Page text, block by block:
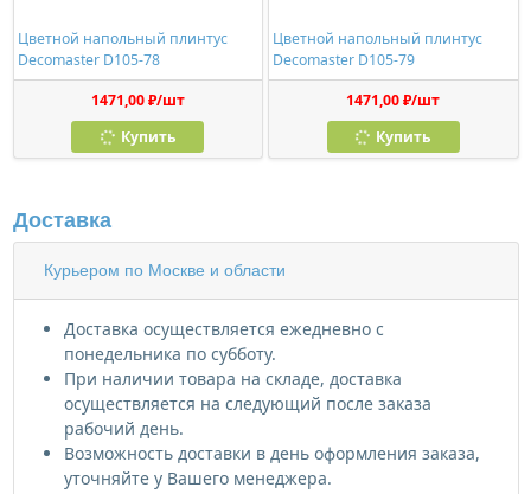
Цветной напольный плинтус
Decomaster D105-78
1471,00 ₽/шт
Купить
Цветной напольный плинтус
Decomaster D105-79
1471,00 ₽/шт
Купить
Доставка
Курьером по Москве и области
Доставка осуществляется ежедневно с
понедельника по субботу.
При наличии товара на складе, доставка
осуществляется на следующий после заказа
рабочий день.
Возможность доставки в день оформления заказа,
уточняйте у Вашего менеджера.